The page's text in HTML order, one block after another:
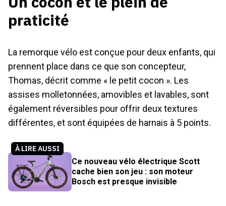
praticité
La remorque vélo est conçue pour deux enfants, qui
prennent place dans ce que son concepteur,
Thomas, décrit comme « le petit cocon ». Les
assises molletonnées, amovibles et lavables, sont
également réversibles pour offrir deux textures
différentes, et sont équipées de harnais à 5 points.
À LIRE AUSSI
Ce nouveau vélo électrique Scott
cache bien son jeu : son moteur
Bosch est presque invisible